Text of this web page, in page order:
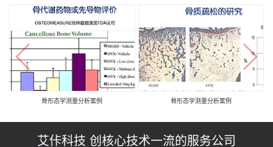
骨形态学测量分析案例 骨形态学测量分析案例
艾佧科技 创核心技术一流的服务公司